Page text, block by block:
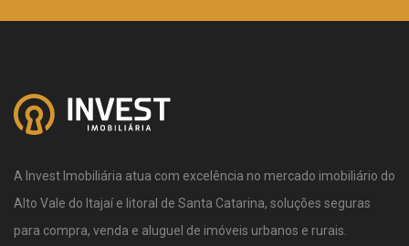
A Invest Imobiliária atua com excelência no mercado imobiliário do
Alto Vale do Itajaí e litoral de Santa Catarina, soluções seguras
para compra, venda e aluguel de imóveis urbanos e rurais.